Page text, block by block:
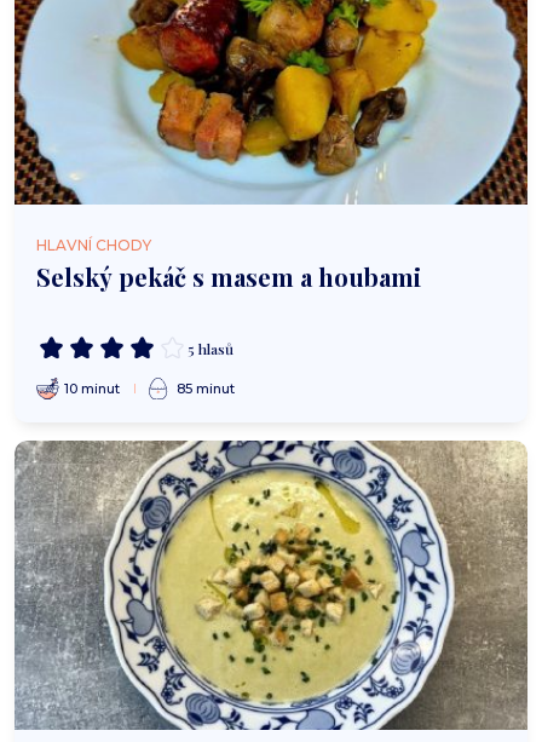
HLAVNÍ CHODY
Selský pekáč s masem a houbami
5 hlasů
10 minut 85 minut